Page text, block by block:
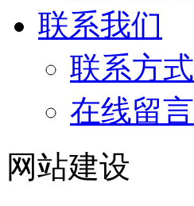
联系我们
联系方式
在线留言
网站建设